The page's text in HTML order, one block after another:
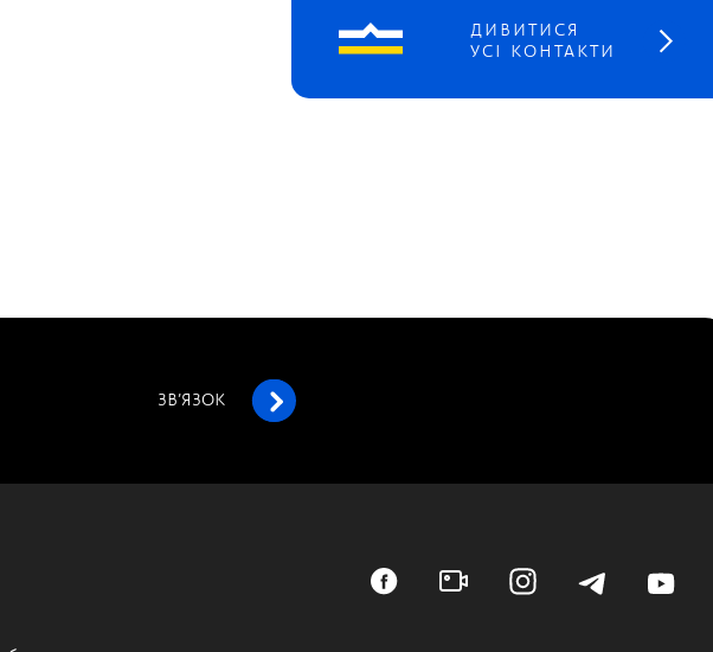
ДИВИТИСЯ
УСІ КОНТАКТИ
ЗВ’ЯЗОК